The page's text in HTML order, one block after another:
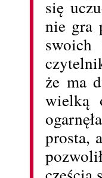
się
nie gra
swoich
że ma
wielką
prosta,